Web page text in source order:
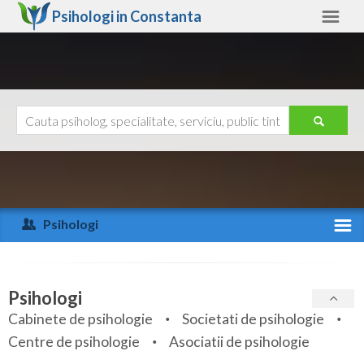
Psihologi in Constanta
Arad
Arges
Bihor
Bistrita-Nasaud
Ajutor
Psihologi
Specialitati
Servicii
Psihologi
Cabinete de psihologie
Societati de psihologie
Centre de psihologie
Asociatii de psihologie